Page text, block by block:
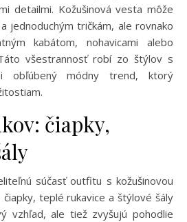
detailmi. Kožušinová vesta môže
jednoduchým tričkám, ale rovnako
kabátom, nohavicami alebo
všestrannosť robí zo štýlov s
obľúbený módny trend, ktorý
čiapky,
súčasť outfitu s kožušinovou
teplé rukavice a štýlové šály
vzhľad, ale tiež zvyšujú pohodlie